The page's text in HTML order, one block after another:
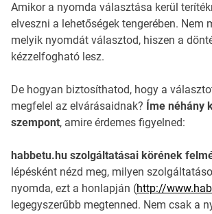
Amikor a nyomda választása kerül
elveszni a lehetőségek tengerében. Nem
melyik nyomdát választod, hiszen a
kézzelfogható lesz.
De hogyan biztosíthatod, hogy a
megfelel az elvárásaidnak? Íme néhány
szempont, amire érdemes figyelned:
habbetu.hu szolgáltatásai körének
lépésként nézd meg, milyen
nyomda, ezt a honlapján (http://
legegyszerűbb megtenned. Nem csak a